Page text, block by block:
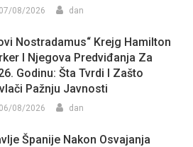
07/08/2026 dan
Nostradamus“ Krejg Hamilton
I Njegova Predviđanja Za
Godinu: Šta Tvrdi I Zašto
Pažnju Javnosti
06/08/2026 dan
Španije Nakon Osvajanja